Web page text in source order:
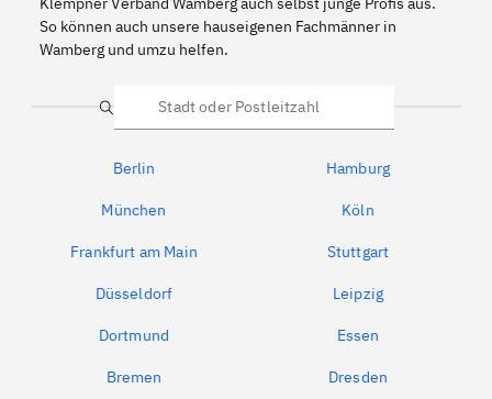
So können auch unsere hauseigenen Fachmänner in
Wamberg und umzu helfen.
Suche
Berlin Hamburg
München Köln
Frankfurt am Main Stuttgart
Düsseldorf Leipzig
Dortmund Essen
Bremen Dresden